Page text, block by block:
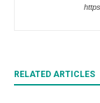
RELATED ARTICLES